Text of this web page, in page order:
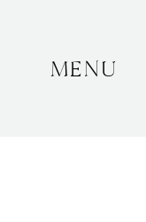
MENU